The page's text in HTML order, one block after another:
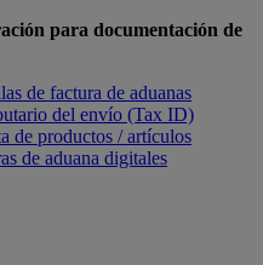
para documentación de
de factura de aduanas
del envío (Tax ID)
de productos / artículos
de aduana digitales